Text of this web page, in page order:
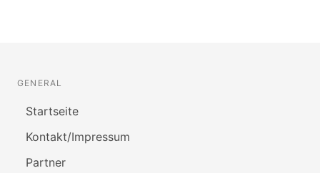
GENERAL
Startseite
Kontakt/Impressum
Partner